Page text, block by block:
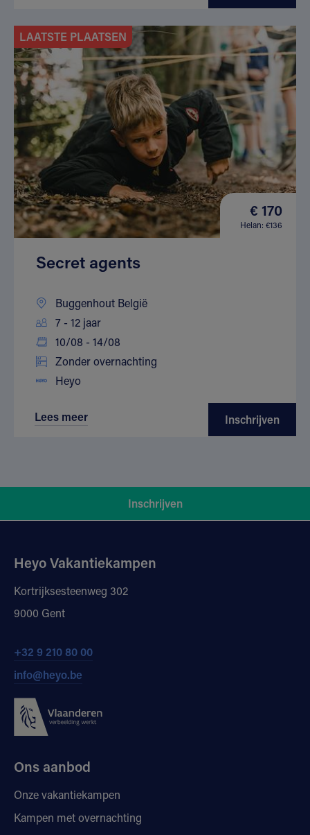
LAATSTE PLAATSEN
€ 170
Helan: €136
Secret agents
Buggenhout België
7 - 12 jaar
10/08 - 14/08
Zonder overnachting
Heyo
Lees meer Inschrijven
Inschrijven
Heyo Vakantiekampen
Kortrijksesteenweg 302
9000 Gent
+32 9 210 80 00
info@heyo.be
Ons aanbod
Onze vakantiekampen
Kampen met overnachting